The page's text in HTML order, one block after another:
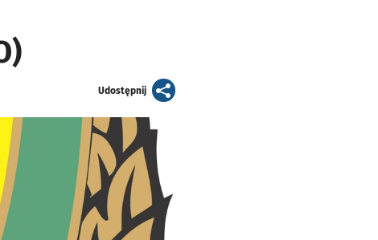
Udostępnijartykuł